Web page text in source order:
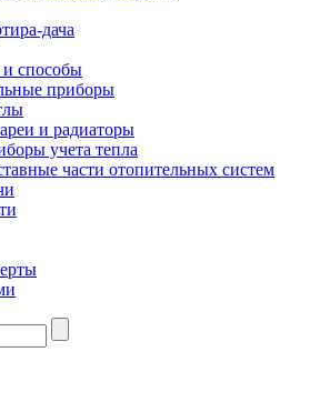
дача
способы
приборы
и радиаторы
учета тепла
части отопительных систем